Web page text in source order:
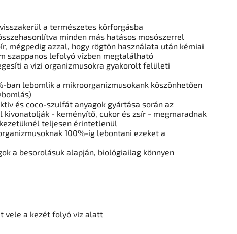
a természetes körforgásba
minden más hatásos mosószerrel
mégpedig azzal, hogy rögtön használata után kémiai
szappanos lefolyó vízben megtalálható
a vizi organizmusokra gyakorolt felületi
ban lebomlik a mikroorganizmusokank köszönhetően
és coco-szulfát anyagok gyártása során az
kivonatolják - keményítő, cukor és zsír - megmaradnak
teljesen érintetlenül
100%-ig lebontani ezeket a
a besorolásuk alapján, biológiailag könnyen
vele a kezét folyó víz alatt